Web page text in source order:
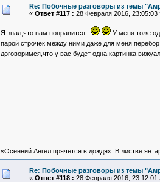
Re: Побочные разговоры из темы
« Ответ #117 : 28 Февраля 2016, 23:05:03
Я знал,что вам понравится.
У меня тоже
парой строчек между ними даже для меня
договоримся,что у вас будет одна картинка
«Осенний Ангел прячется в дождях. В листве
Re: Побочные разговоры из темы
« Ответ #118 : 28 Февраля 2016, 23:12:01